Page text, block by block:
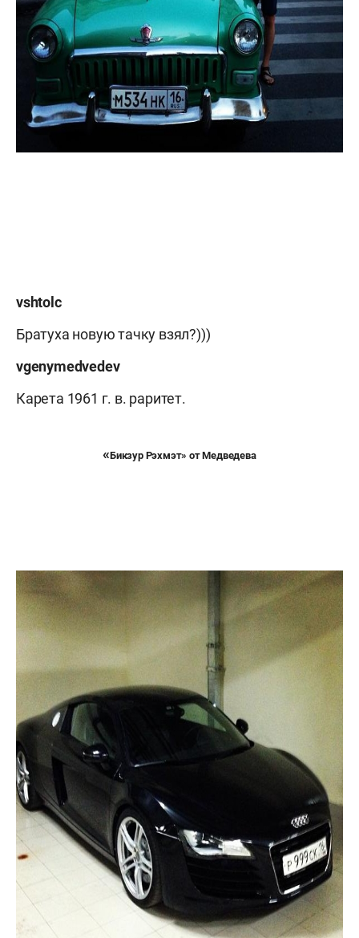
vshtolc
Братуха новую тачку взял?)))
vgenymedvedev
Карета 1961 г. в. раритет.
«Бикзур Рэхмэт» от Медведева